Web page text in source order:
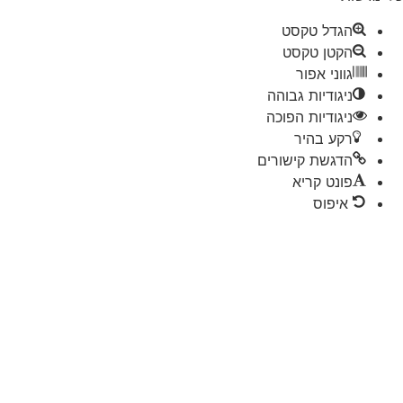
הגדל טקסט
הקטן טקסט
גווני אפור
ניגודיות גבוהה
ניגודיות הפוכה
רקע בהיר
הדגשת קישורים
פונט קריא
איפוס